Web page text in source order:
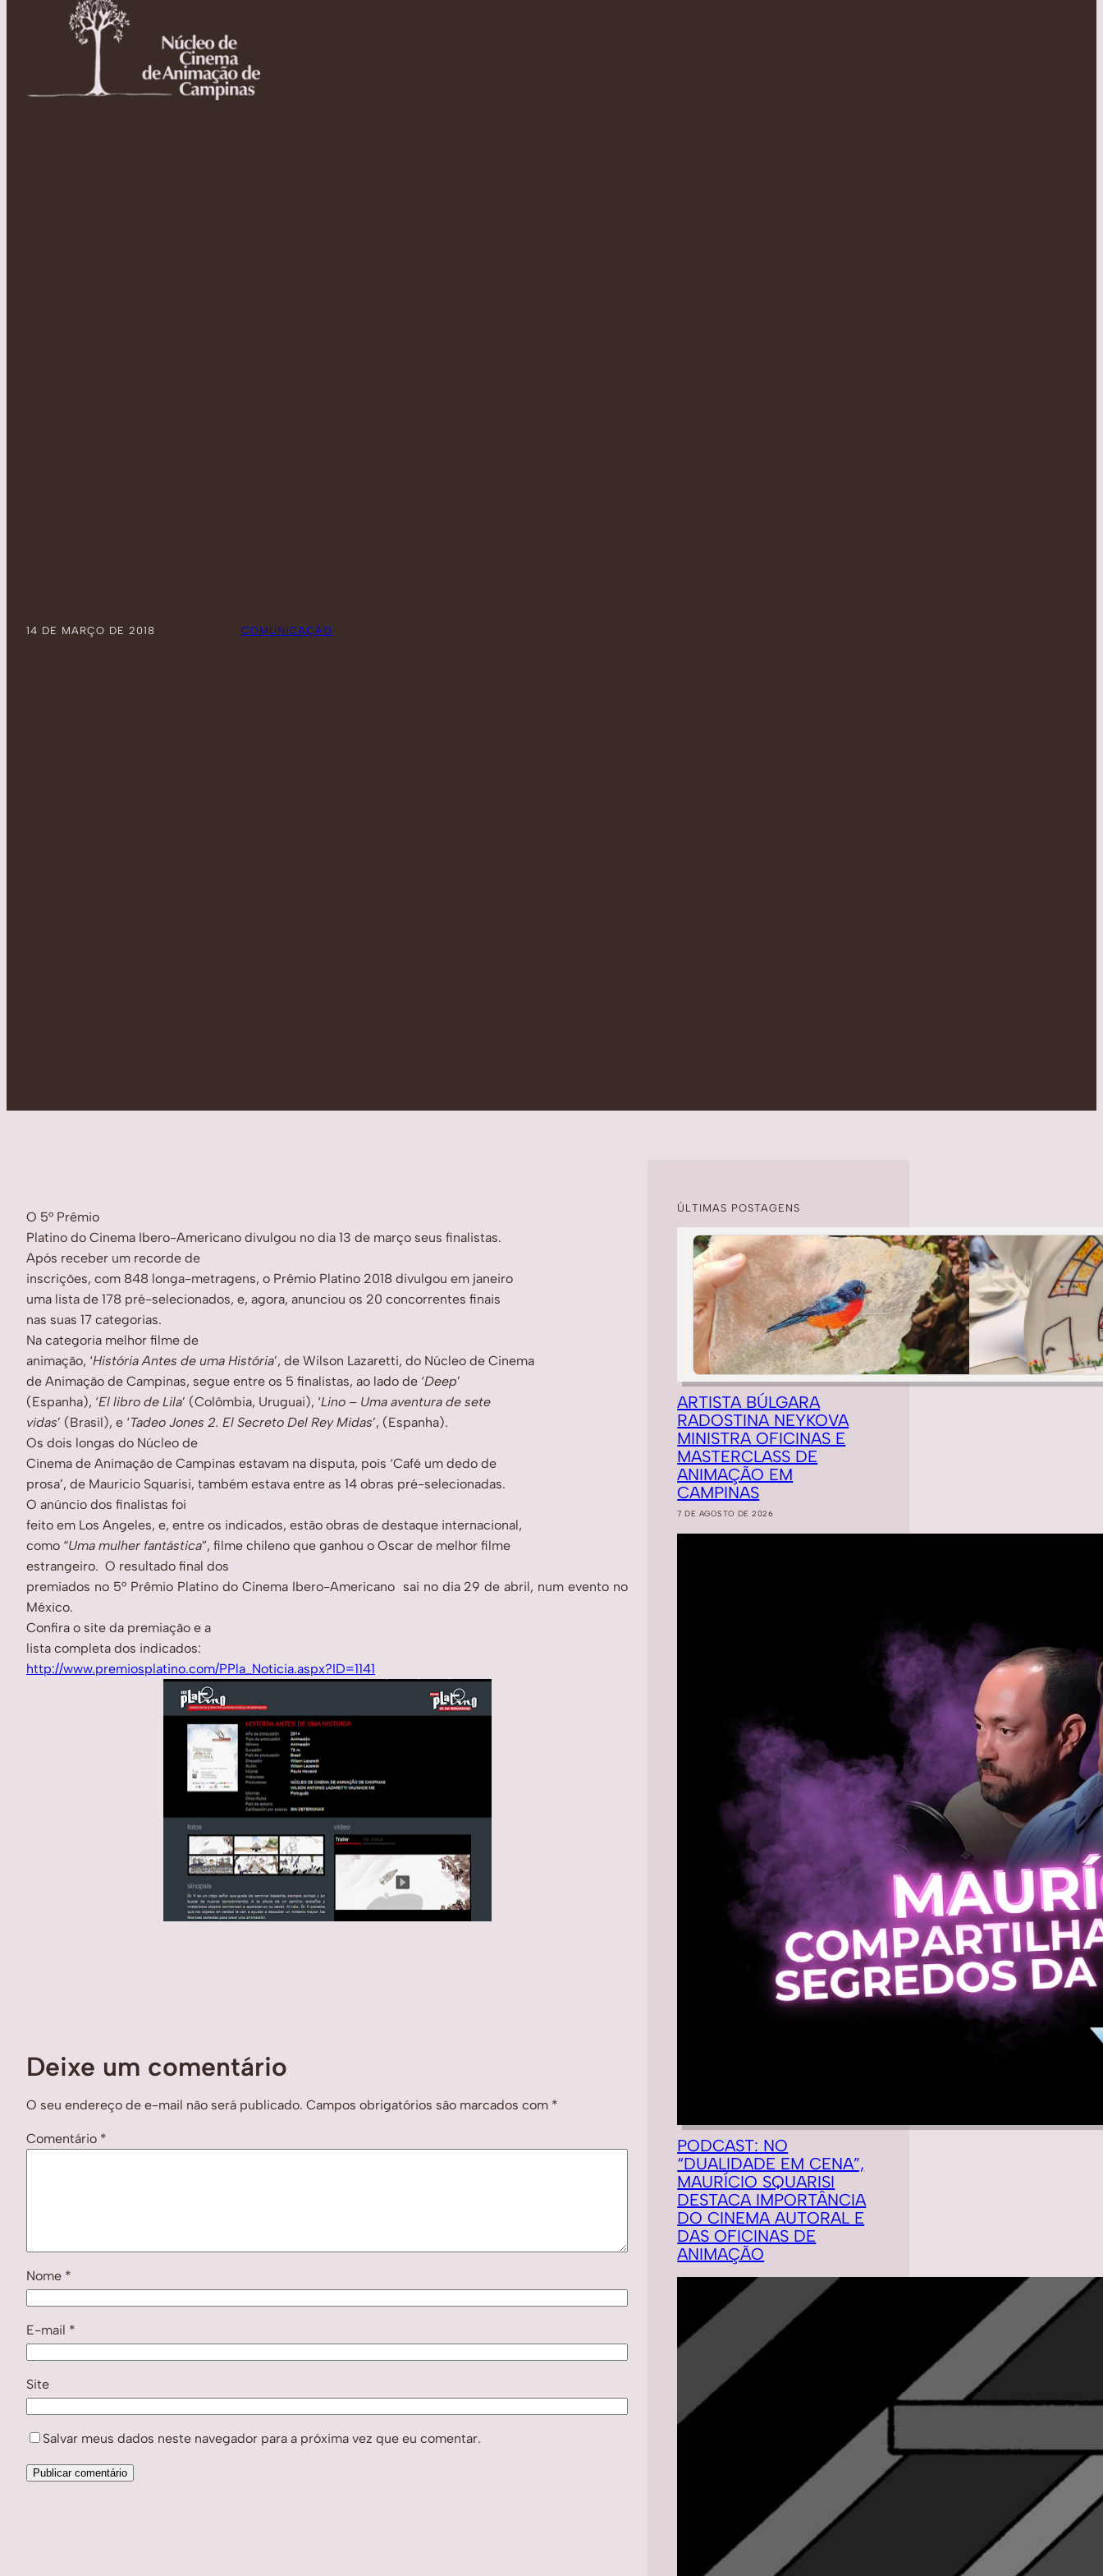
14 DE MARÇO DE 2018 COMUNICAÇÃO
O 5° Prêmio
Platino do Cinema Ibero-Americano divulgou no dia 13 de março seus finalistas.
Após receber um recorde de
inscrições, com 848 longa-metragens, o Prêmio Platino 2018 divulgou em janeiro
uma lista de 178 pré-selecionados, e, agora, anunciou os 20 concorrentes finais
nas suas 17 categorias.
Na categoria melhor filme de
animação, ‘História Antes de uma História’, de Wilson Lazaretti, do Núcleo de Cinema
de Animação de Campinas, segue entre os 5 finalistas, ao lado de ‘Deep’
(Espanha), ‘El libro de Lila’ (Colômbia, Uruguai), ‘Lino – Uma aventura de sete
vidas’ (Brasil), e ‘Tadeo Jones 2. El Secreto Del Rey Midas’, (Espanha).
Os dois longas do Núcleo de
Cinema de Animação de Campinas estavam na disputa, pois ‘Café um dedo de
prosa’, de Mauricio Squarisi, também estava entre as 14 obras pré-selecionadas.
O anúncio dos finalistas foi
feito em Los Angeles, e, entre os indicados, estão obras de destaque internacional,
como “Uma mulher fantástica”, filme chileno que ganhou o Oscar de melhor filme
estrangeiro. O resultado final dos
premiados no 5° Prêmio Platino do Cinema Ibero-Americano sai no dia 29 de abril, num evento no
México.
Confira o site da premiação e a
lista completa dos indicados:
http://www.premiosplatino.com/PPla_Noticia.aspx?ID=1141
Deixe um comentário
O seu endereço de e-mail não será publicado. Campos obrigatórios são marcados com *
Comentário *
Nome *
E-mail *
Site
Salvar meus dados neste navegador para a próxima vez que eu comentar.
ÚLTIMAS POSTAGENS
ARTISTA BÚLGARA
RADOSTINA NEYKOVA
MINISTRA OFICINAS E
MASTERCLASS DE
ANIMAÇÃO EM
CAMPINAS
7 DE AGOSTO DE 2026
PODCAST: NO
“DUALIDADE EM CENA”,
MAURÍCIO SQUARISI
DESTACA IMPORTÂNCIA
DO CINEMA AUTORAL E
DAS OFICINAS DE
ANIMAÇÃO